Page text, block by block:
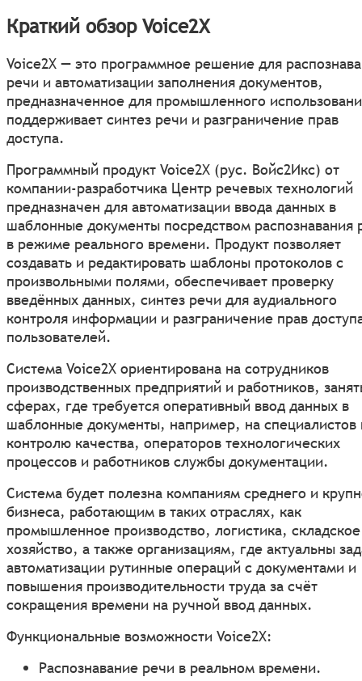
Краткий обзор Voice2X
Voice2X — это программное решение для
речи и автоматизации заполнения документов,
предназначенное для промышленного
поддерживает синтез речи и разграничение прав
доступа.
Программный продукт Voice2X (рус. Войс2Икс) от
компании-разработчика Центр речевых технологий
предназначен для автоматизации ввода данных в
шаблонные документы посредством распознавания
в режиме реального времени. Продукт позволяет
создавать и редактировать шаблоны протоколов с
произвольными полями, обеспечивает проверку
введённых данных, синтез речи для аудиального
контроля информации и разграничение прав
пользователей.
Система Voice2X ориентирована на сотрудников
производственных предприятий и работников,
сферах, где требуется оперативный ввод данных в
шаблонные документы, например, на специалистов
контролю качества, операторов технологических
процессов и работников службы документации.
Система будет полезна компаниям среднего и
бизнеса, работающим в таких отраслях, как
промышленное производство, логистика, складское
хозяйство, а также организациям, где актуальны
автоматизации рутинные операций с документами и
повышения производительности труда за счёт
сокращения времени на ручной ввод данных.
Функциональные возможности Voice2X:
Распознавание речи в реальном времени.